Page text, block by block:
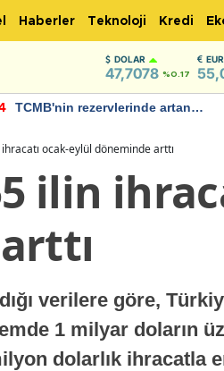
Haberler Teknoloji Kredi
DOLAR
47,7078 %0.17
TCMB'nin rezervlerinde artan
ocak-eylül döneminde arttı
ilin
verilere göre,
1 milyar doların
dolarlık ihracatla